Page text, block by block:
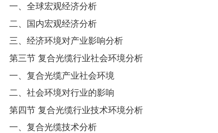
一、全球宏观经济分析
二、国内宏观经济分析
三、经济环境对产业影响分析
第三节 复合光缆行业社会环境分析
一、复合光缆产业社会环境
二、社会环境对行业的影响
第四节 复合光缆行业技术环境分析
一、复合光缆技术分析